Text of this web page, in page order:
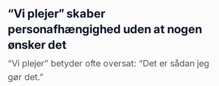
“Vi plejer” skaber
personafhængighed uden at nogen
ønsker det
“Vi plejer” betyder ofte oversat: “Det er sådan jeg
gør det.”